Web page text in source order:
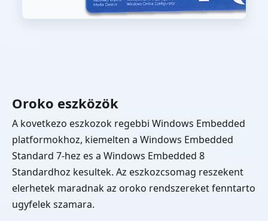
Oroko eszközök
A kovetkezo eszkozok regebbi Windows Embedded
platformokhoz, kiemelten a Windows Embedded
Standard 7-hez es a Windows Embedded 8
Standardhoz kesultek. Az eszkozcsomag reszekent
elerhetek maradnak az oroko rendszereket fenntarto
ugyfelek szamara.